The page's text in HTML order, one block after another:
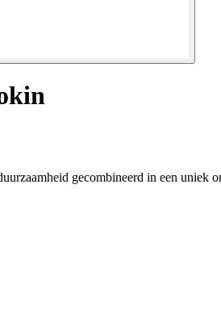
gecombineerd in een uniek